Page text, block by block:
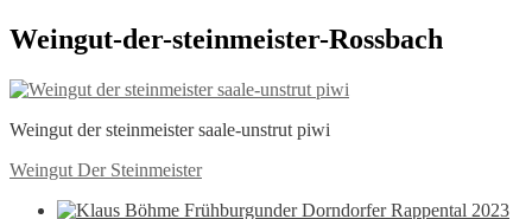
Weingut-der-steinmeister-Rossbach
Weingut der steinmeister saale-unstrut piwi
Beitragsnavigation
Vorheriger
Weingut Der Steinmeister